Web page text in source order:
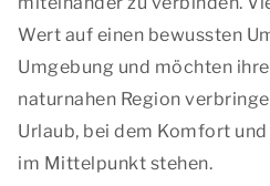
Wert auf einen bewussten
Umgebung und möchten
naturnahen Region
Urlaub, bei dem Komfort
im Mittelpunkt stehen.